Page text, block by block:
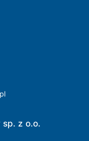
sp. z o.o.